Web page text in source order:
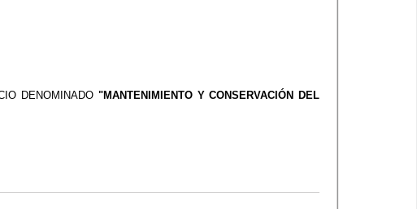
DENOMINADO "MANTENIMIENTO Y CONSERVACIÓN DEL